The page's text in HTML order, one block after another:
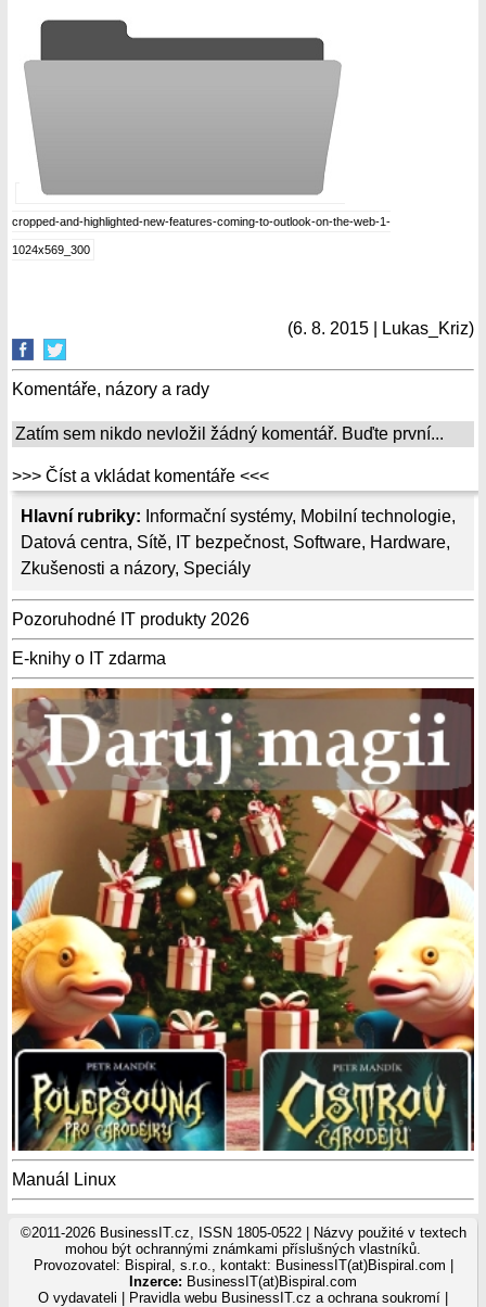
Hlavní rubriky: Informační systémy, Mobilní technologie,
Datová centra, Sítě, IT bezpečnost, Software, Hardware,
Zkušenosti a názory, Speciály
Pozoruhodné IT produkty 2026
E-knihy o IT zdarma
Manuál Linux
cropped-and-highlighted-new-features-coming-to-outlook-on-the-web-1-
1024x569_300
(6. 8. 2015 | Lukas_Kriz)
Komentáře, názory a rady
Zatím sem nikdo nevložil žádný komentář. Buďte první...
>>> Číst a vkládat komentáře <<<
©2011-2026 BusinessIT.cz, ISSN 1805-0522 | Názvy použité v textech
mohou být ochrannými známkami příslušných vlastníků.
Provozovatel: Bispiral, s.r.o., kontakt: BusinessIT(at)Bispiral.com |
Inzerce: BusinessIT(at)Bispiral.com
O vydavateli
Pravidla webu BusinessIT.cz a ochrana soukromí